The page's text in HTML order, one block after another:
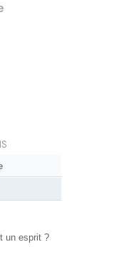
un esprit ?